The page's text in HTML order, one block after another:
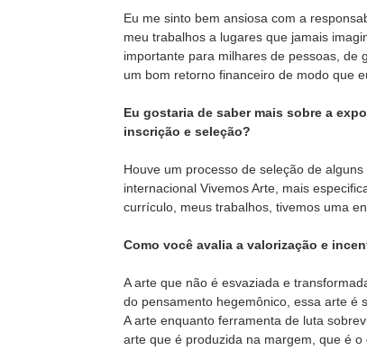
Eu me sinto bem ansiosa com a
meu trabalhos a lugares que jamais
importante para milhares de pessoas, de
um bom retorno financeiro de modo que
Eu gostaria de saber mais sobre a
inscrição e seleção?
Houve um processo de seleção de
internacional Vivemos Arte, mais
currículo, meus trabalhos, tivemos uma
Como você avalia a valorização e
A arte que não é esvaziada e
do pensamento hegemônico, essa arte é
A arte enquanto ferramenta de luta
arte que é produzida na margem, que é